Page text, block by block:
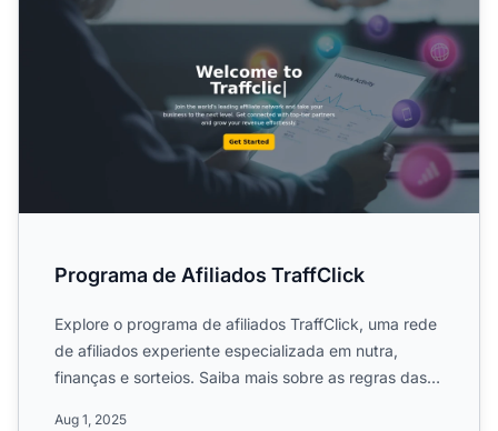
Programa de Afiliados TraffClick
Explore o programa de afiliados TraffClick, uma rede
de afiliados experiente especializada em nutra,
finanças e sorteios. Saiba mais sobre as regras das
Aug 1, 2025